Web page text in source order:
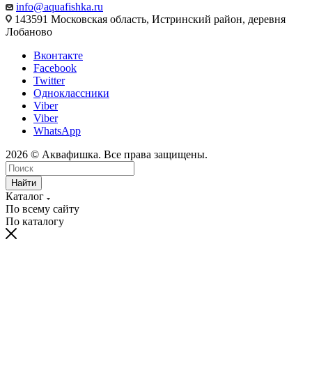
info@aquafishka.ru
143591 Московская область, Истринский район, деревня
Лобаново
Вконтакте
Facebook
Twitter
Одноклассники
Viber
Viber
WhatsApp
2026 © Аквафишка. Все права защищены.
Найти
Каталог
По всему сайту
По каталогу